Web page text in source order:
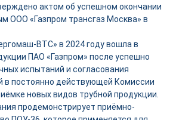
актом об успешном окончании
ООО «Газпром трансгаз Москва» в
ВТС» в 2024 году вошла в
ПАО «Газпром» после успешно
испытаний и согласования
в постоянно действующей Комиссии
новых видов трубной продукции.
продемонстрирует приёмно-